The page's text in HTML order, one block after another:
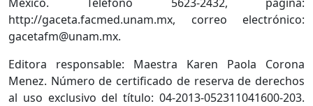
http://gaceta.facmed.unam.mx, correo electrónico:
gacetafm@unam.mx.
Editora responsable: Maestra Karen Paola Corona
Menez. Número de certificado de reserva de derechos
al uso exclusivo del título: 04-2013-052311041600-203.